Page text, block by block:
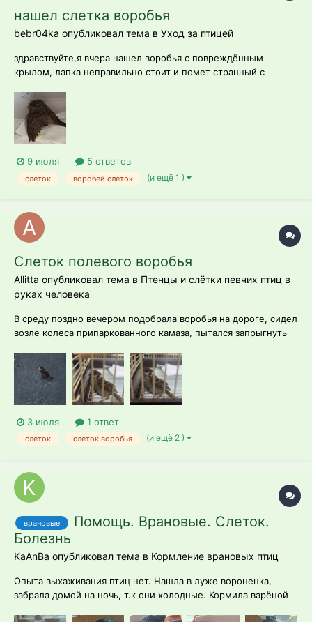
нашел слетка воробья
bebr04ka опубликовал тема в Уход за птицей
здравствуйте,я вчера нашел воробья с повреждённым
крылом, лапка неправильно стоит и помет странный с
как его выходить
9 июля 5 ответов
слеток воробей слеток (и ещё 1 )
Слеток полевого воробья
Allitta опубликовал тема в Птенцы и слётки певчих птиц в
руках человека
В среду поздно вечером подобрала воробья на дороге, сидел
возле колеса припаркованного камаза, пытался запрыгнуть
будто судороги были или просто он такие движения похожие
делал (1 фото) , испугалась, что камаз его раздавит, и что ему
плохо, пос...
3 июля 1 ответ
слеток слеток воробья (и ещё 2 )
врановые
Помощь. Врановые. Слеток.
Болезнь
KaAnBa опубликовал тема в Кормление врановых птиц
Опыта выхаживания птиц нет. Нашла в луже вороненка,
забрала домой на ночь, т.к они холодные. Кормила варёной